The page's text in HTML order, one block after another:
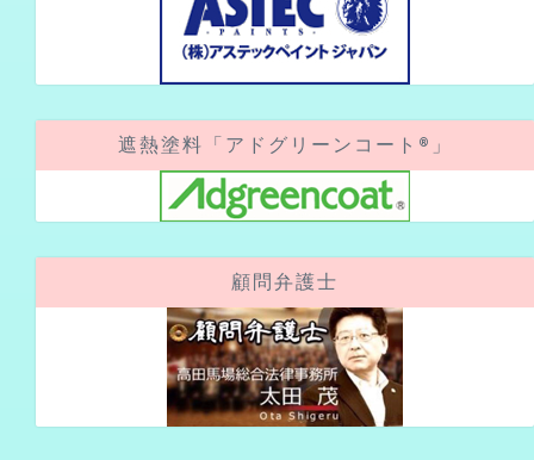
遮熱塗料「アドグリーンコート®」
顧問弁護士